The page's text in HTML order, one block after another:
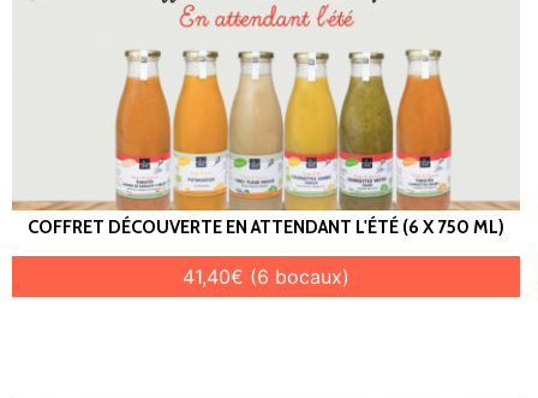
COFFRET DÉCOUVERTE EN ATTENDANT L'ÉTÉ (6 X 750 ML)
41,40€ (6 bocaux)